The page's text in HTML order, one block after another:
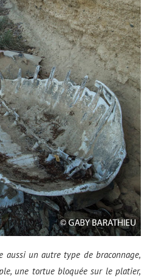
aussi un autre type de braconnage,
une tortue bloquée sur le platier,